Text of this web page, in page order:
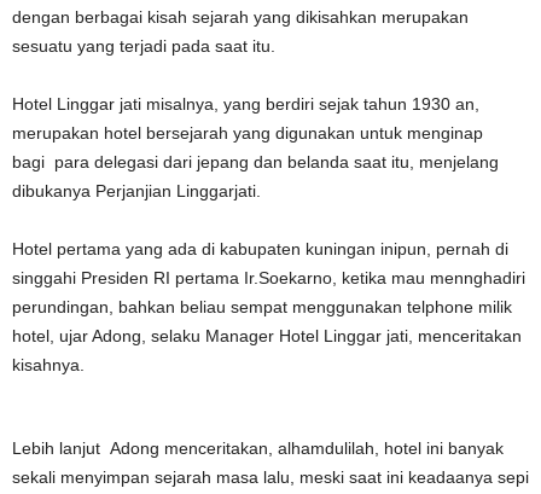
dengan berbagai kisah sejarah yang dikisahkan merupakan
sesuatu yang terjadi pada saat itu.
Hotel Linggar jati misalnya, yang berdiri sejak tahun 1930 an,
merupakan hotel bersejarah yang digunakan untuk menginap
bagi para delegasi dari jepang dan belanda saat itu, menjelang
dibukanya Perjanjian Linggarjati.
Hotel pertama yang ada di kabupaten kuningan inipun, pernah di
singgahi Presiden RI pertama Ir.Soekarno, ketika mau mennghadiri
perundingan, bahkan beliau sempat menggunakan telphone milik
hotel, ujar Adong, selaku Manager Hotel Linggar jati, menceritakan
kisahnya.
Lebih lanjut Adong menceritakan, alhamdulilah, hotel ini banyak
sekali menyimpan sejarah masa lalu, meski saat ini keadaanya sepi